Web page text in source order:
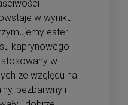
w wyniku
ester
kaprynowego
stosowany w
ze względu na
bezbarwny i